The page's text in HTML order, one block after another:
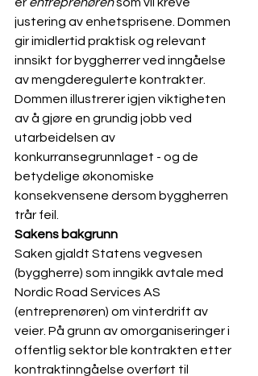
justering av enhetsprisene. Dommen
gir imidlertid praktisk og relevant
innsikt for byggherrer ved inngåelse
av mengderegulerte kontrakter.
Dommen illustrerer igjen viktigheten
av å gjøre en grundig jobb ved
utarbeidelsen av
konkurransegrunnlaget - og de
betydelige økonomiske
konsekvensene dersom byggherren
trår feil.
Sakens bakgrunn
Saken gjaldt Statens vegvesen
(byggherre) som inngikk avtale med
Nordic Road Services AS
(entreprenøren) om vinterdrift av
veier. På grunn av omorganiseringer i
offentlig sektor ble kontrakten etter
kontraktinngåelse overført til